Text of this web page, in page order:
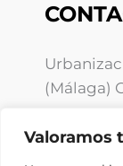
Valoramos
(Málaga)
+34